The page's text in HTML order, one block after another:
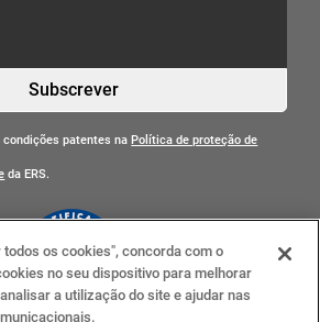
Subscrever
patentes naPolítica de proteção de
da ERS.
Clique para mais informações
os cookies", concorda com o
no seu dispositivo para melhorar
a utilização do site e ajudar nas